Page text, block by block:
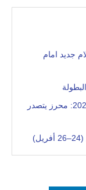
جديد امام
أعلى 15 لاعباً أجراً في كأس أمم أفريقيا 2025: محرز يتصدر